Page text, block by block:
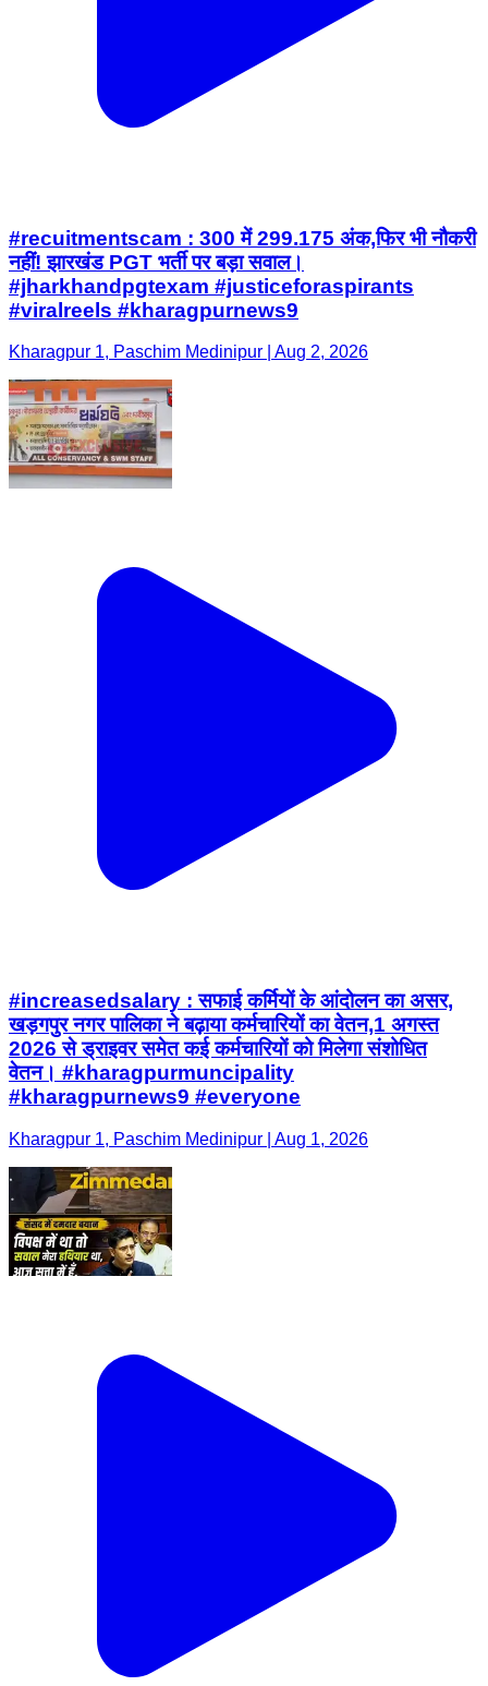
#recuitmentscam : 300 में 299.175 अंक,फिर भी नौकरी
नहीं! झारखंड PGT भर्ती पर बड़ा सवाल।
#jharkhandpgtexam #justiceforaspirants
#viralreels #kharagpurnews9
Kharagpur 1, Paschim Medinipur | Aug 2, 2026
#increasedsalary : सफाई कर्मियों के आंदोलन का असर,
खड़गपुर नगर पालिका ने बढ़ाया कर्मचारियों का वेतन,1 अगस्त
2026 से ड्राइवर समेत कई कर्मचारियों को मिलेगा संशोधित
वेतन। #kharagpurmuncipality
#kharagpurnews9 #everyone
Kharagpur 1, Paschim Medinipur | Aug 1, 2026